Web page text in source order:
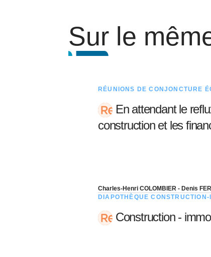
Sur le
RÉUNIONS DE CONJONCTURE
En attendant le
construction et les
Charles-Henri COLOMBIER - Denis
DIAPOTHÈQUE
Construction -